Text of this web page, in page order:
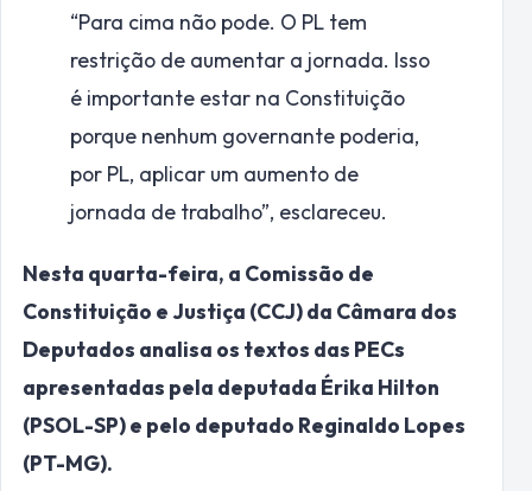
“Para cima não pode. O PL tem
restrição de aumentar a jornada. Isso
é importante estar na Constituição
porque nenhum governante poderia,
por PL, aplicar um aumento de
jornada de trabalho”, esclareceu.
Nesta quarta-feira, a Comissão de
Constituição e Justiça (CCJ) da Câmara dos
Deputados analisa os textos das PECs
apresentadas pela deputada Érika Hilton
(PSOL-SP) e pelo deputado Reginaldo Lopes
(PT-MG).